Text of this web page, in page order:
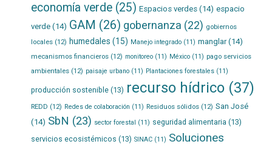
economía verde(25) Espacios verdes(14) espacio
verde(14) GAM (26) gobernanza (22) gobiernos
locales(12) humedales (15) Manejo integrado(11) manglar(14)
mecanismos financieros(12) monitoreo(11) México(11) pago servicios
ambientales(12) paisaje urbano(11) Plantaciones forestales(11)
producción sostenible(13) recurso hídrico(37)
REDD (12) Redes de colaboración (11) Residuos sólidos(12) San José
(14) SbN (23) sector forestal (11) seguridad alimentaria (13)
servicios ecosistémicos (13) SINAC(11) Soluciones